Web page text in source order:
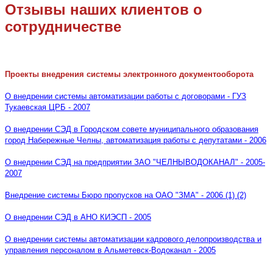
Отзывы наших клиентов о
сотрудничестве
Проекты внедрения системы электронного документооборота
О внедрении системы автоматизации работы с договорами - ГУЗ
Тукаевская ЦРБ - 2007
О внедрении СЭД в Городском совете муниципального образования
город Набережные Челны, автоматизация работы с депутатами - 2006
О внедрении СЭД на предприятии ЗАО "ЧЕЛНЫВОДОКАНАЛ" - 2005-
2007
Внедрение системы Бюро пропусков на ОАО "ЗМА" - 2006 (1) (2)
О внедрении СЭД в АНО КИЭСП - 2005
О внедрении системы автоматизации кадрового делопроизводства и
управления персоналом в Альметевск-Водоканал - 2005